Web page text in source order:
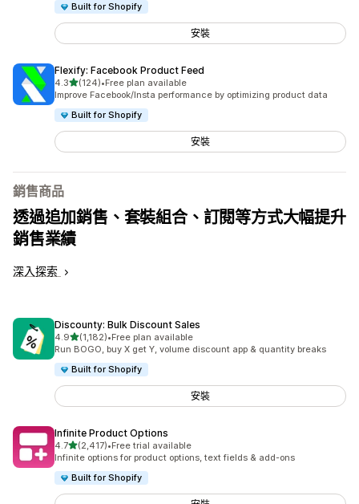
Built for Shopify
安裝
Flexify: Facebook Product Feed
4.3滿分 5 顆星
(124)
共有 124 則評價
•Free plan available
Improve Facebook/Insta performance by optimizing product data
Built for Shopify
安裝
銷售商品
透過追加銷售、套裝組合、訂閱等方式大幅提升
銷售業績
深入探索
Discounty: Bulk Discount Sales
4.9滿分 5 顆星
(1,182)
共有 1182 則評價
•Free plan available
Run BOGO, buy X get Y, volume discount app & quantity breaks
Built for Shopify
安裝
Infinite Product Options
4.7滿分 5 顆星
(2,417)
共有 2417 則評價
•Free trial available
Infinite options for product options, text fields & add-ons
Built for Shopify